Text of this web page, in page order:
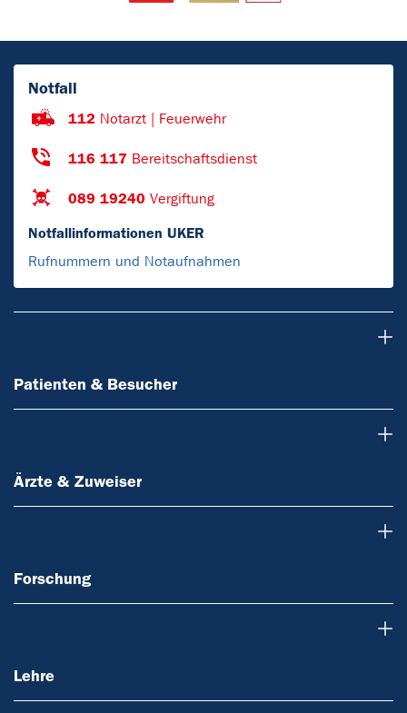
Notfall
112 Notarzt | Feuerwehr
116 117 Bereitschaftsdienst
089 19240 Vergiftung
Notfallinformationen UKER
Rufnummern und Notaufnahmen
Patienten & Besucher
Ärzte & Zuweiser
Forschung
Lehre